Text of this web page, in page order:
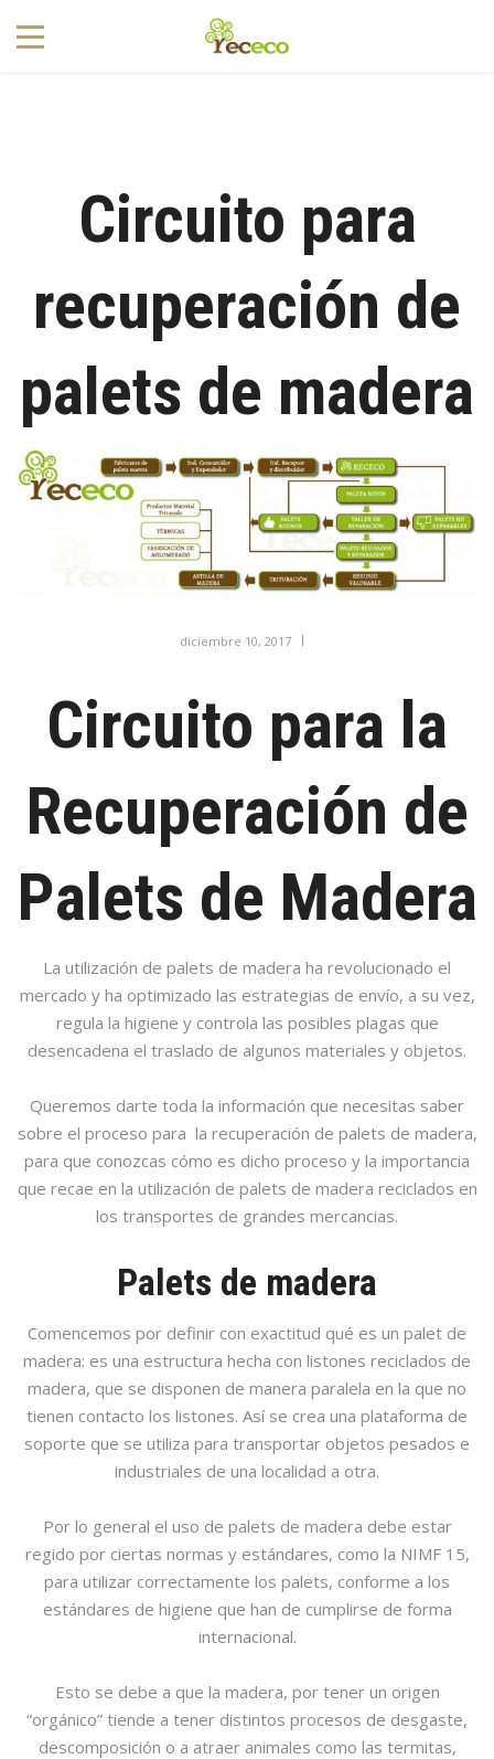
Circuito para
recuperación de
palets de madera
diciembre 10, 2017
Circuito para la
Recuperación de
Palets de Madera
La utilización de palets de madera ha revolucionado el
mercado y ha optimizado las estrategias de envío, a su vez,
regula la higiene y controla las posibles plagas que
desencadena el traslado de algunos materiales y objetos.
Queremos darte toda la información que necesitas saber
sobre el proceso para la recuperación de palets de madera,
para que conozcas cómo es dicho proceso y la importancia
que recae en la utilización de palets de madera reciclados en
los transportes de grandes mercancias.
Palets de madera
Comencemos por definir con exactitud qué es un palet de
madera: es una estructura hecha con listones reciclados de
madera, que se disponen de manera paralela en la que no
tienen contacto los listones. Así se crea una plataforma de
soporte que se utiliza para transportar objetos pesados e
industriales de una localidad a otra.
Por lo general el uso de palets de madera debe estar
regido por ciertas normas y estándares, como la NIMF 15,
para utilizar correctamente los palets, conforme a los
estándares de higiene que han de cumplirse de forma
internacional.
Esto se debe a que la madera, por tener un origen
“orgánico” tiende a tener distintos procesos de desgaste,
descomposición o a atraer animales como las termitas,